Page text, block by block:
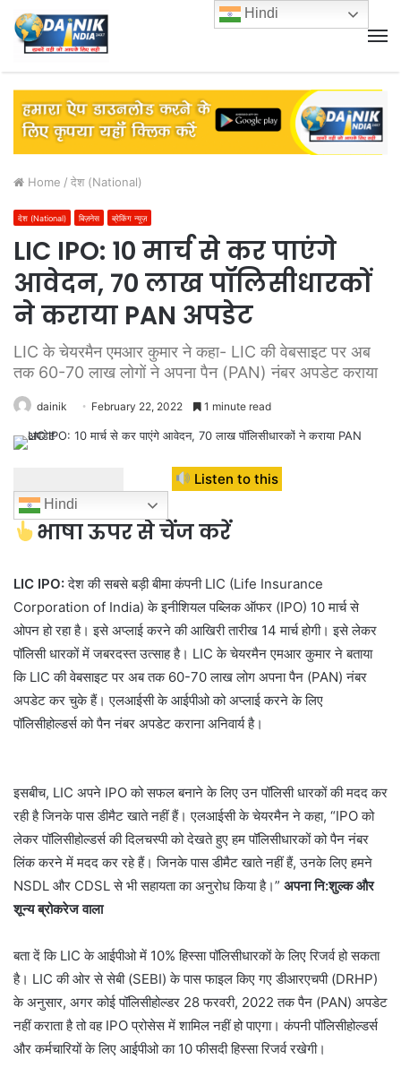
Home / देश (National)
देश (National) बिज़नेस ब्रेकिंग न्यूज़
LIC IPO: 10 मार्च से कर पाएंगे
आवेदन, 70 लाख पॉलिसीधारकों
ने कराया PAN अपडेट
LIC के चेयरमैन एमआर कुमार ने कहा- LIC की वेबसाइट पर अब
तक 60-70 लाख लोगों ने अपना पैन (PAN) नंबर अपडेट कराया
dainik February 22, 2022 1 minute read
Listen to this
Hindi
भाषा ऊपर से चेंज करें
LIC IPO:देश की सबसे बड़ी बीमा कंपनी LIC (Life Insurance
Corporation of India) के इनीशियल पब्लिक ऑफर (IPO) 10 मार्च से
ओपन हो रहा है। इसे अप्लाई करने की आखिरी तारीख 14 मार्च होगी। इसे लेकर
पॉलिसी धारकों में जबरदस्त उत्साह है। LIC के चेयरमैन एमआर कुमार ने बताया
कि LIC की वेबसाइट पर अब तक 60-70 लाख लोग अपना पैन (PAN) नंबर
अपडेट कर चुके हैं। एलआईसी के आईपीओ को अप्लाई करने के लिए
पॉलिसीहोल्डर्स को पैन नंबर अपडेट कराना अनिवार्य है।
इसबीच, LIC अपने IPO को सफल बनाने के लिए उन पॉलिसी धारकों की मदद कर
रही है जिनके पास डीमैट खाते नहीं हैं। एलआईसी के चेयरमैन ने कहा, “IPO को
लेकर पॉलिसीहोल्डर्स की दिलचस्पी को देखते हुए हम पॉलिसीधारकों को पैन नंबर
लिंक करने में मदद कर रहे हैं। जिनके पास डीमैट खाते नहीं हैं, उनके लिए हमने
NSDL और CDSL से भी सहायता का अनुरोध किया है।” अपना नि:शुल्क और
शून्य ब्रोकरेज वाला
बता दें कि LIC के आईपीओ में 10% हिस्सा पॉलिसीधारकों के लिए रिजर्व हो सकता
है। LIC की ओर से सेबी (SEBI) के पास फाइल किए गए डीआरएचपी (DRHP)
के अनुसार, अगर कोई पॉलिसीहोल्डर 28 फरवरी, 2022 तक पैन (PAN) अपडेट
नहीं कराता है तो वह IPO प्रोसेस में शामिल नहीं हो पाएगा। कंपनी पॉलिसीहोल्डर्स
और कर्मचारियों के लिए आईपीओ का 10 फीसदी हिस्सा रिजर्व रखेगी।
Hindi